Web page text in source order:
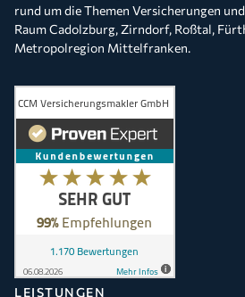
rund um die Themen Versicherungen
Raum Cadolzburg, Zirndorf, Roßtal,
Metropolregion Mittelfranken.
LEISTUNGEN